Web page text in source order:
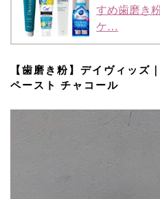
すめ歯磨き
ケ…
【歯磨き粉】デイヴィッズ
ペースト チャコール